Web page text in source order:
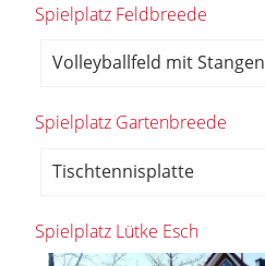
Spielplatz Feldbreede
Volleyballfeld mit Stangen
Spielplatz Gartenbreede
Tischtennisplatte
Spielplatz Lütke Esch